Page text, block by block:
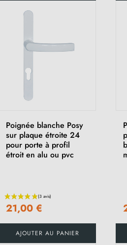
Poignée blanche Posy
sur plaque étroite 24
pour porte à profil
étroit en alu ou pvc
21,00 €
AJOUTER AU PANIER